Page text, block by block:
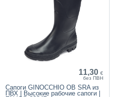
11,30 €
без ПВН
Сапоги GINOCCHIO OB SRA из
ПВХ | Высокие рабочие сапоги |